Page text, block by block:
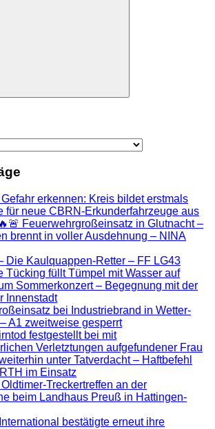
Suchen
erkennen: Kreis bildet erstmals
für neue CBRN-Erkunderfahrzeuge aus
Feuerwehrgroßeinsatz in Glutnacht –
brennt in voller Ausdehnung – NINA
Die Kaulquappen-Retter – FF LG43
Tücking füllt Tümpel mit Wasser auf
Sommerkonzert – Begegnung mit der
Innenstadt
bei Industriebrand in Wetter-
A1 zweitweise gesperrt
festgestellt bei mit
Verletztungen aufgefundener Frau
unter Tatverdacht – Haftbefehl
im Einsatz
Treckertreffen an der
beim Landhaus Preuß in Hattingen-
bestätigte erneut ihre